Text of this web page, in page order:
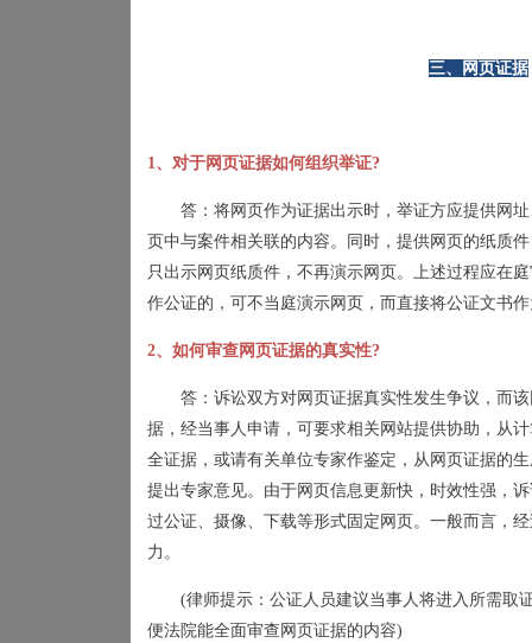
三、网页证据
1、对于网页证据如何组织举证?
答：将网页作为证据出示时，举证方应提供网址
页中与案件相关联的内容。同时，提供网页的纸质
只出示网页纸质件，不再演示网页。上述过程应在
作公证的，可不当庭演示网页，而直接将公证文书
2、如何审查网页证据的真实性?
答：诉讼双方对网页证据真实性发生争议，而该
据，经当事人申请，可要求相关网站提供协助，从
全证据，或请有关单位专家作鉴定，从网页证据的
提出专家意见。由于网页信息更新快，时效性强，
过公证、摄像、下载等形式固定网页。一般而言，
力。
(律师提示：公证人员建议当事人将进入所需取
便法院能全面审查网页证据的内容)